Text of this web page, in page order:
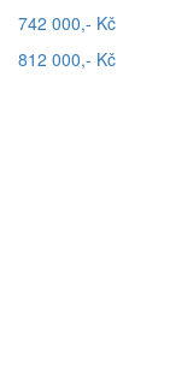
742 000,- Kč
812 000,- Kč